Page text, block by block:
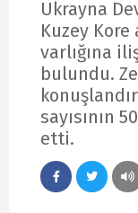
Ukrayna
Kuzey
varlığına
bulundu.
sayısının
etti.